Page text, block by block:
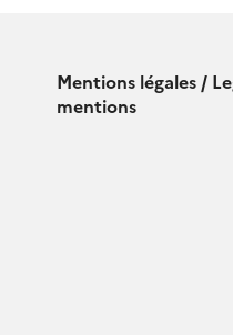
Mentions légales /
mentions